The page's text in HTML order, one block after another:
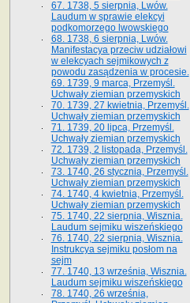
67. 1738, 5 sierpnia, Lwów.
Laudum w sprawie elekcyi
podkomorzego lwowskiego
68. 1738, 6 sierpnia, Lwów.
Manifestacya przeciw udziałowi
w elekcyach sejmikowych z
powodu zasądzenia w procesie.
69. 1739, 9 marca, Przemyśl.
Uchwały ziemian przemyskich
70. 1739, 27 kwietnia, Przemyśl.
Uchwały ziemian przemyskich
71. 1739, 20 lipca, Przemyśl.
Uchwały ziemian przemyskich
72. 1739, 2 listopada, Przemyśl.
Uchwały ziemian przemyskich
73. 1740, 26 stycznia, Przemyśl.
Uchwały ziemian przemyskich
74. 1740, 4 kwietnia, Przemyśl.
Uchwały ziemian przemyskich
75. 1740, 22 sierpnia, Wisznia.
Laudum sejmiku wiszeńskiego
76. 1740, 22 sierpnia, Wisznia.
Instrukcya sejmiku posłom na
sejm
77. 1740, 13 września, Wisznia.
Laudum sejmiku wiszeńskiego
78. 1740, 26 września,